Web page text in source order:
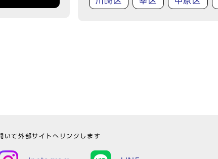
いて外部サイトへリンクします